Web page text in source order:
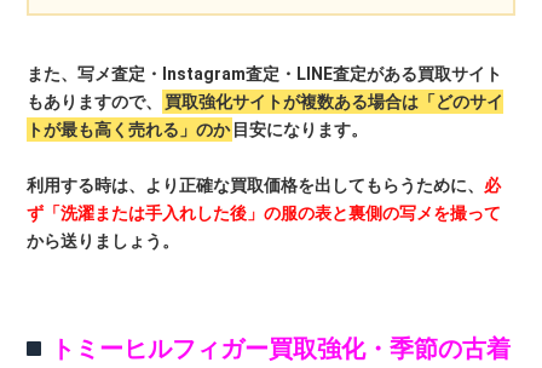
また、写メ査定・Instagram査定・LINE査定がある買取サイト
もありますので、
買取強化サイトが複数ある場合は「どのサイ
トが最も高く売れる」のか 目安になります。
利用する時は、より正確な買取価格を出してもらうために、 必
ず「洗濯または手入れした後」の服の表と裏側の写メを撮って
から送りましょう。
トミーヒルフィガー買取強化・季節の古着